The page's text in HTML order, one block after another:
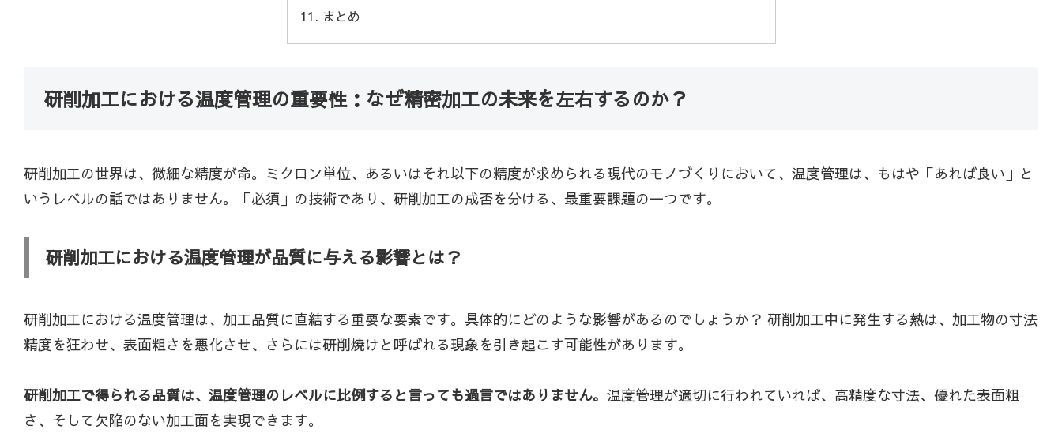
まとめ
研削加工における温度管理の重要性：なぜ精密加工の未来を左右するのか？
研削加工の世界は、微細な精度が命。ミクロン単位、あるいはそれ以下の精度が求められる現代のモノづくりにおいて、温度管理は、もはや「あれば良い」と
いうレベルの話ではありません。「必須」の技術であり、研削加工の成否を分ける、最重要課題の一つです。
研削加工における温度管理が品質に与える影響とは？
研削加工における温度管理は、加工品質に直結する重要な要素です。具体的にどのような影響があるのでしょうか？ 研削加工中に発生する熱は、加工物の寸法
精度を狂わせ、表面粗さを悪化させ、さらには研削焼けと呼ばれる現象を引き起こす可能性があります。
研削加工で得られる品質は、温度管理のレベルに比例すると言っても過言ではありません。 温度管理が適切に行われていれば、高精度な寸法、優れた表面粗
さ、そして欠陥のない加工面を実現できます。